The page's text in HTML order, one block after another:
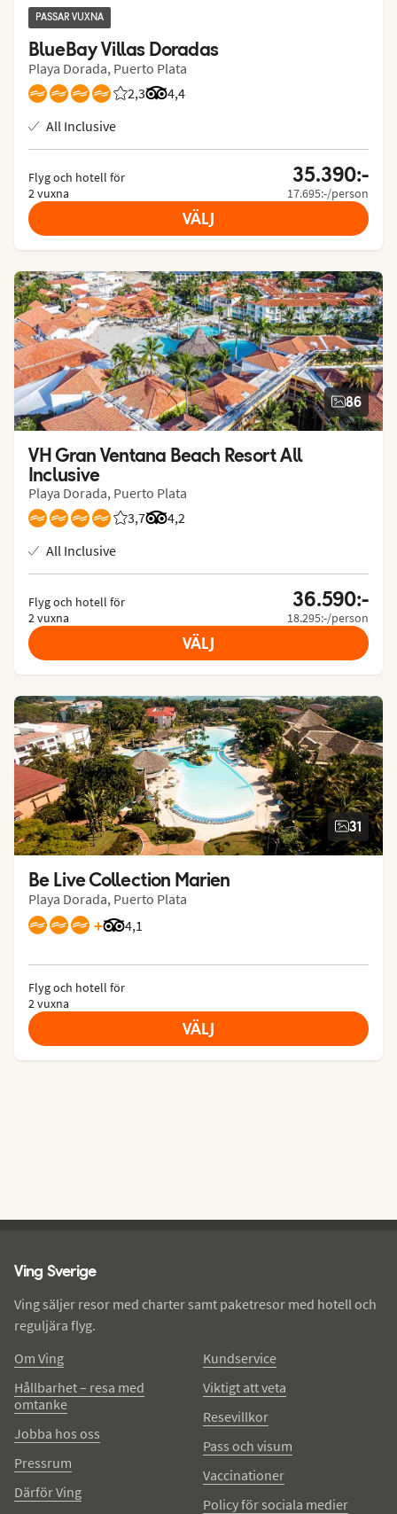
PASSAR VUXNA
BlueBay Villas Doradas
Playa Dorada, Puerto Plata
2,3
Betyg från Vings gäster: 2.25/5
4,4
Betyg från Tripadvisor: 4.4 of 5
All Inclusive
Flyg och hotell för
2 vuxna
35.390:-
17.695:-/person
VÄLJ
86
VH Gran Ventana Beach Resort All
Inclusive
Playa Dorada, Puerto Plata
3,7
Betyg från Vings gäster: 3.667/5
4,2
Betyg från Tripadvisor: 4.2 of 5
All Inclusive
Flyg och hotell för
2 vuxna
36.590:-
18.295:-/person
VÄLJ
31
Be Live Collection Marien
Playa Dorada, Puerto Plata
+ 4,1
Betyg från Tripadvisor: 4.1 of 5
Flyg och hotell för
2 vuxna
VÄLJ
Ving Sverige
Ving säljer resor med charter samt paketresor med hotell och
reguljära flyg.
Om Ving
Hållbarhet – resa med
omtanke
Jobba hos oss
Pressrum
Därför Ving
Kundservice
Viktigt att veta
Resevillkor
Pass och visum
Vaccinationer
Policy för sociala medier